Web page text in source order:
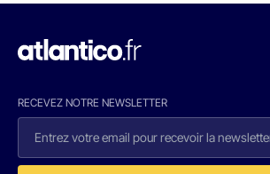
RECEVEZ NOTRE NEWSLETTER